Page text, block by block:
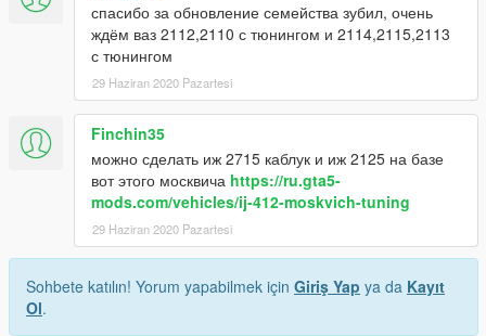
спасибо за обновление семейства зубил, очень
ждём ваз 2112,2110 с тюнингом и 2114,2115,2113
с тюнингом
29 Haziran 2020 Pazartesi
Finchin35
можно сделать иж 2715 каблук и иж 2125 на базе
вот этого москвича https://ru.gta5-
mods.com/vehicles/ij-412-moskvich-tuning
29 Haziran 2020 Pazartesi
Sohbete katılın! Yorum yapabilmek için Giriş Yap ya da Kayıt
Ol.